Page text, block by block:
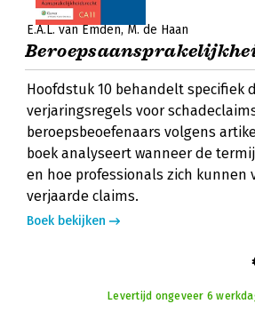
E.A.L. van Emden M. de Haan
Hoofdstuk 10 behandelt specifiek
verjaringsregels voor
beroepsbeoefenaars volgens
boek analyseert wanneer de
en hoe professionals zich kunnen
verjaarde claims.
Boek bekijken
Levertijd ongeveer 6